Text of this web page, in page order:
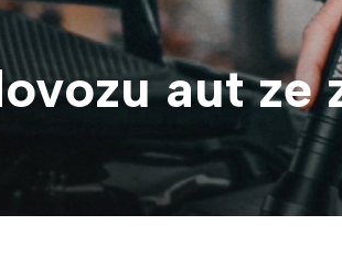
aut ze